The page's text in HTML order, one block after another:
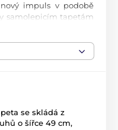
impuls v podobě
samolepicím tapetám
vzhledem. Tisk
a jsou opatřeny silně
zajistí jejich pevné
se skládá z
o šířce 49 cm,